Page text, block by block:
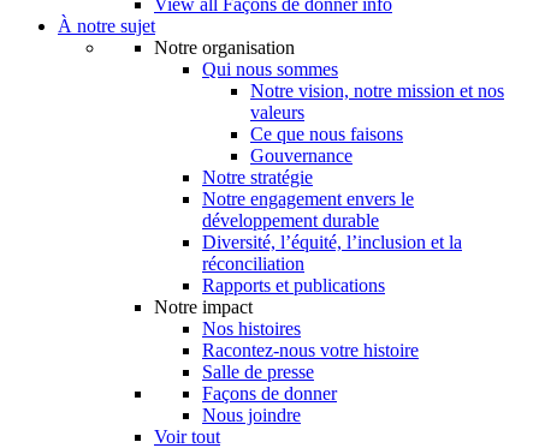
View all Façons de donner info
À notre sujet
Notre organisation
Qui nous sommes
Notre vision, notre mission et nos
valeurs
Ce que nous faisons
Gouvernance
Notre stratégie
Notre engagement envers le
développement durable
Diversité, l’équité, l’inclusion et la
réconciliation
Rapports et publications
Notre impact
Nos histoires
Racontez-nous votre histoire
Salle de presse
Façons de donner
Nous joindre
Voir tout